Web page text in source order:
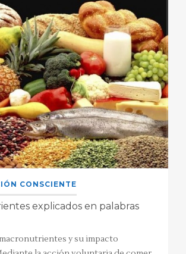
CONSCIENTE
explicados en palabras
y su impacto